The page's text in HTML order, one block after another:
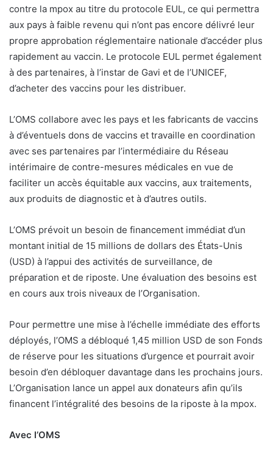
contre la mpox au titre du protocole EUL, ce qui permettra
aux pays à faible revenu qui n’ont pas encore délivré leur
propre approbation réglementaire nationale d’accéder plus
rapidement au vaccin. Le protocole EUL permet également
à des partenaires, à l’instar de Gavi et de l’UNICEF,
d’acheter des vaccins pour les distribuer.
L’OMS collabore avec les pays et les fabricants de vaccins
à d’éventuels dons de vaccins et travaille en coordination
avec ses partenaires par l’intermédiaire du Réseau
intérimaire de contre-mesures médicales en vue de
faciliter un accès équitable aux vaccins, aux traitements,
aux produits de diagnostic et à d’autres outils.
L’OMS prévoit un besoin de financement immédiat d’un
montant initial de 15 millions de dollars des États-Unis
(USD) à l’appui des activités de surveillance, de
préparation et de riposte. Une évaluation des besoins est
en cours aux trois niveaux de l’Organisation.
Pour permettre une mise à l’échelle immédiate des efforts
déployés, l’OMS a débloqué 1,45 million USD de son Fonds
de réserve pour les situations d’urgence et pourrait avoir
besoin d’en débloquer davantage dans les prochains jours.
L’Organisation lance un appel aux donateurs afin qu’ils
financent l’intégralité des besoins de la riposte à la mpox.
Avec l’OMS